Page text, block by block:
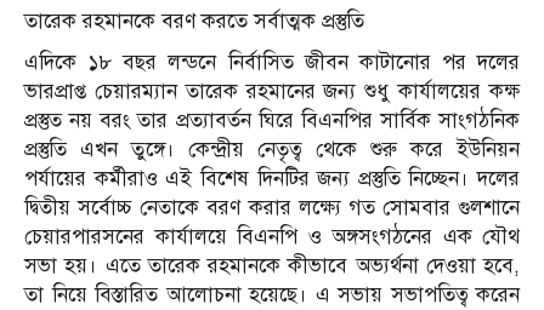
তারেক রহমানকে বরণ করতে সর্বাত্মক প্রস্তুতি
এদিকে ১৮ বছর লন্ডনে নির্বাসিত জীবন কাটানোর পর দলের
ভারপ্রাপ্ত চেয়ারম্যান তারেক রহমানের জন্য শুধু কার্যালয়ের কক্ষ
প্রস্তুত নয় বরং তার প্রত্যাবর্তন ঘিরে বিএনপির সার্বিক সাংগঠনিক
প্রস্তুতি এখন তুঙ্গে। কেন্দ্রীয় নেতৃত্ব থেকে শুরু করে ইউনিয়ন
পর্যায়ের কর্মীরাও এই বিশেষ দিনটির জন্য প্রস্তুতি নিচ্ছেন। দলের
দ্বিতীয় সর্বোচ্চ নেতাকে বরণ করার লক্ষ্যে গত সোমবার গুলশানে
চেয়ারপারসনের কার্যালয়ে বিএনপি ও অঙ্গসংগঠনের এক যৌথ
সভা হয়। এতে তারেক রহমানকে কীভাবে অভ্যর্থনা দেওয়া হবে,
তা নিয়ে বিস্তারিত আলোচনা হয়েছে। এ সভায় সভাপতিত্ব করেন